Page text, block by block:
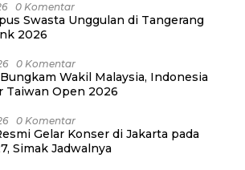
0 Komentar
Swasta Unggulan di Tangerang
2026
0 Komentar
Wakil Malaysia, Indonesia
Taiwan Open 2026
0 Komentar
Gelar Konser di Jakarta pada
Simak Jadwalnya